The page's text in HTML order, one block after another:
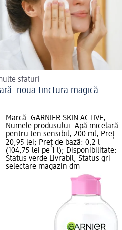
sfaturi
noua tinctura magică
Marcă: GARNIER SKIN ACTIVE;
Numele produsului: Apă micelară
pentru ten sensibil, 200 ml; Preț:
20,95 lei; Preț de bază: 0,2 l
(104,75 lei pe 1 l); Disponibilitate:
Status verde Livrabil, Status gri
selectare magazin dm